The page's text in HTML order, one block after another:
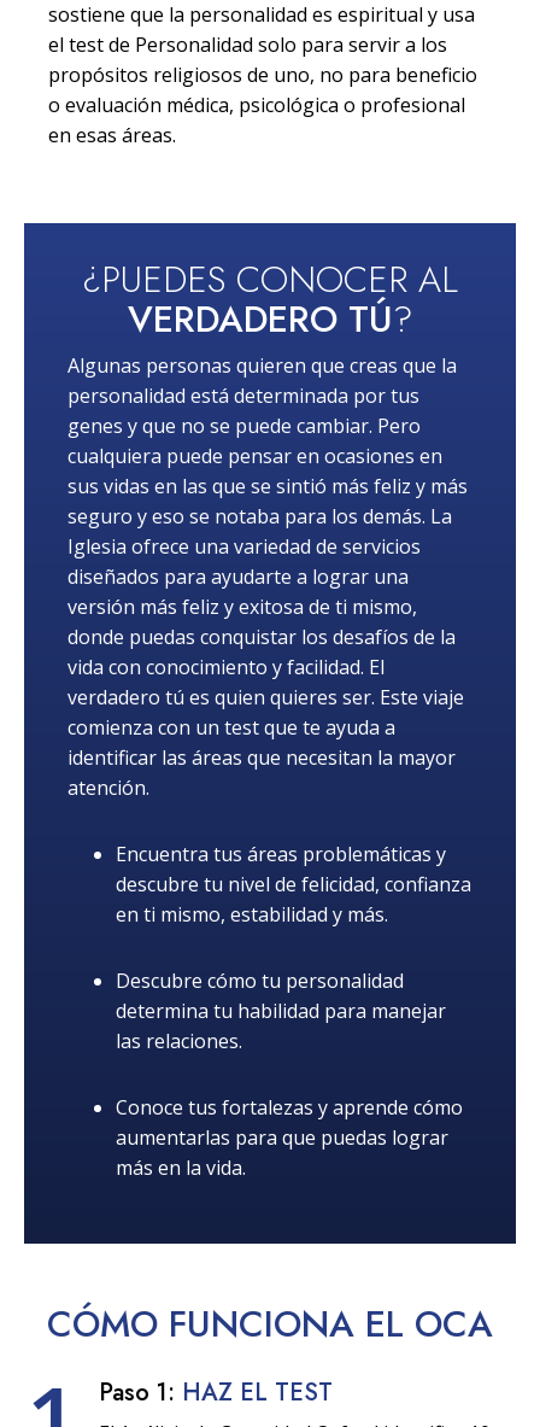
sostiene que la personalidad es espiritual y usa
el test de Personalidad solo para servir a los
propósitos religiosos de uno, no para beneficio
o evaluación médica, psicológica o profesional
en esas áreas.
¿PUEDES CONOCER AL
VERDADERO TÚ?
Algunas personas quieren que creas que la
personalidad está determinada por tus
genes y que no se puede cambiar. Pero
cualquiera puede pensar en ocasiones en
sus vidas en las que se sintió más feliz y más
seguro y eso se notaba para los demás. La
Iglesia ofrece una variedad de servicios
diseñados para ayudarte a lograr una
versión más feliz y exitosa de ti mismo,
donde puedas conquistar los desafíos de la
vida con conocimiento y facilidad. El
verdadero tú es quien quieres ser. Este viaje
comienza con un test que te ayuda a
identificar las áreas que necesitan la mayor
atención.
Encuentra tus áreas problemáticas y
descubre tu nivel de felicidad, confianza
en ti mismo, estabilidad y más.
Descubre cómo tu personalidad
determina tu habilidad para manejar
las relaciones.
Conoce tus fortalezas y aprende cómo
aumentarlas para que puedas lograr
más en la vida.
CÓMO FUNCIONA EL OCA
Paso 1: HAZ EL TEST